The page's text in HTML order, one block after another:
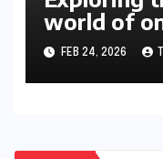
world of
gambler’s
FEB 24, 2026